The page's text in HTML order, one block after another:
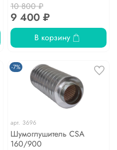
10 800 ₽
9 400 ₽
В корзину
-7%
арт. 3696
Шумоглушитель CSA
160/900